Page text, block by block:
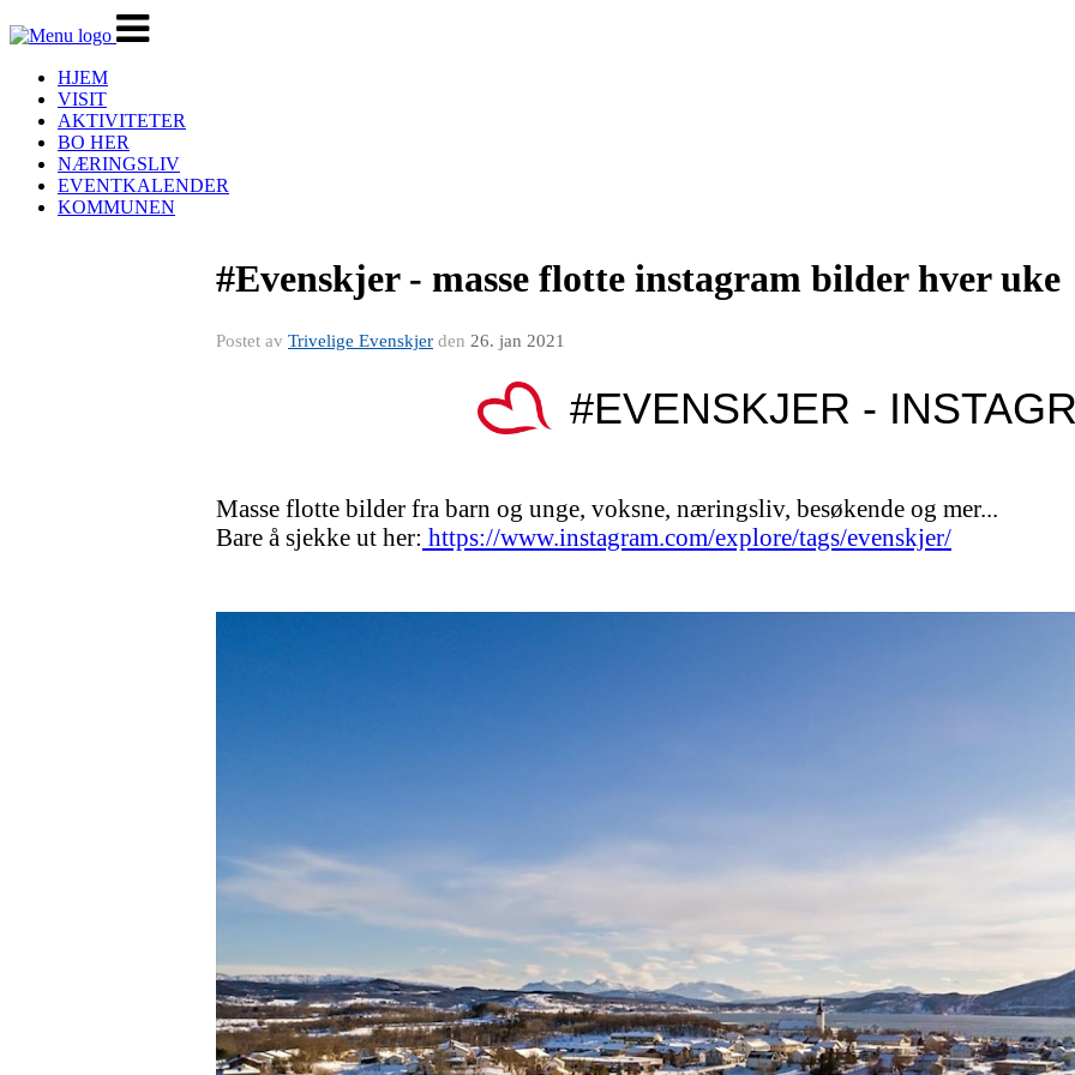
Veksle
navigasjon
HJEM
VISIT
AKTIVITETER
BO HER
NÆRINGSLIV
EVENTKALENDER
KOMMUNEN
#Evenskjer - masse flotte instagram bilder hver uke
Postet av Trivelige Evenskjer den 26. jan 2021
#EVENSKJER -
Masse flotte bilder fra barn og unge, voksne, næringsliv, besøkende og mer...
Bare å sjekke ut her: https://www.instagram.com/explore/tags/evenskjer/